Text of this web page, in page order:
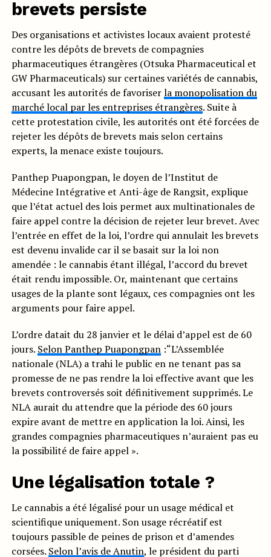
brevets persiste
Des organisations et activistes locaux avaient protesté
contre les dépôts de brevets de compagnies
pharmaceutiques étrangères (Otsuka Pharmaceutical et
GW Pharmaceuticals) sur certaines variétés de cannabis,
accusant les autorités de favoriserla monopolisation du
marché local par les entreprises étrangères. Suite à
cette protestation civile, les autorités ont été forcées de
rejeter les dépôts de brevets mais selon certains
experts, la menace existe toujours.
Panthep Puapongpan, le doyen de l’Institut de
Médecine Intégrative et Anti-âge de Rangsit, explique
que l’état actuel des lois permet aux multinationales de
faire appel contre la décision de rejeter leur brevet. Avec
l’entrée en effet de la loi, l’ordre qui annulait les brevets
est devenu invalide car il se basait sur la loi non
amendée : le cannabis étant illégal, l’accord du brevet
était rendu impossible. Or, maintenant que certains
usages de la plante sont légaux, ces compagnies ont les
arguments pour faire appel.
L’ordre datait du 28 janvier et le délai d’appel est de 60
jours. Selon Panthep Puapongpan:“L’Assemblée
nationale (NLA) a trahi le public en ne tenant pas sa
promesse de ne pas rendre la loi effective avant que les
brevets controversés soit définitivement supprimés. Le
NLA aurait du attendre que la période des 60 jours
expire avant de mettre en application la loi. Ainsi, les
grandes compagnies pharmaceutiques n’auraient pas eu
la possibilité de faire appel ».
Une légalisation totale ?
Le cannabis a été légalisé pour un usage médical et
scientifique uniquement. Son usage récréatif est
toujours passible de peines de prison et d’amendes
corsées. Selon l’avis de Anutin, le président du parti